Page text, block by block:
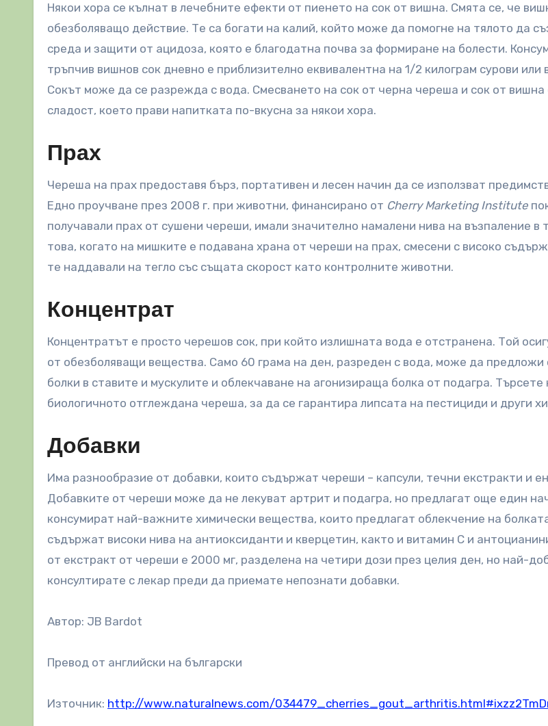
Някои хора се кълнат в лечебните ефекти от пиенето на сок от вишна. Смята се, че
обезболяващо действие. Те са богати на калий, който може да помогне на тялото да
среда и защити от ацидоза, която е благодатна почва за формиране на болести.
тръпчив вишнов сок дневно е приблизително еквивалентна на 1/2 килограм сурови или
Сокът може да се разрежда с вода. Смесването на сок от черна череша и сок от вишна
сладост, което прави напитката по-вкусна за някои хора.
Прах
Череша на прах предоставя бърз, портативен и лесен начин да се използват
Едно проучване през 2008 г. при животни, финансирано от Cherry Marketing Institute
получавали прах от сушени череши, имали значително намалени нива на възпаление в
това, когато на мишките е подавана храна от череши на прах, смесени с високо
те наддавали на тегло със същата скорост като контролните животни.
Концентрат
Концентратът е просто черешов сок, при който излишната вода е отстранена. Той
от обезболяващи вещества. Само 60 грама на ден, разреден с вода, може да предложи
болки в ставите и мускулите и облекчаване на агонизираща болка от подагра.
биологичното отглеждана череша, за да се гарантира липсата на пестициди и други
Добавки
Има разнообразие от добавки, които съдържат череши – капсули, течни екстракти и
Добавките от череши може да не лекуват артрит и подагра, но предлагат още един
консумират най-важните химически вещества, които предлагат облекчение на
съдържат високи нива на антиоксиданти и кверцетин, както и витамин С и
от екстракт от череши е 2000 мг, разделена на четири дози през целия ден, но най-
консултирате с лекар преди да приемате непознати добавки.
Автор: JB Bardot
Превод от английски на български
Източник: http://www.naturalnews.com/